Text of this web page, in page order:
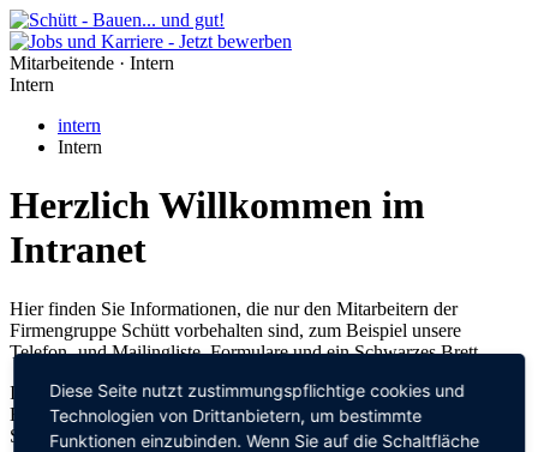
Mitarbeitende · Intern
Intern
intern
Intern
Herzlich Willkommen im
Intranet
Hier finden Sie Informationen, die nur den Mitarbeitern der
Firmengruppe Schütt vorbehalten sind, zum Beispiel unsere
Telefon- und Mailingliste, Formulare und ein Schwarzes Brett.
Ihre Zugangsdaten haben Sie von der Personalabteilung erhalten.
Bei Fragen zu den Zugangsdaten wenden Sie sich bitte an Katrin
Schöler (47001811) oder Christopher Lange (47001840).
Diese Seite nutzt zustimmungspflichtige cookies und
Technologien von Drittanbietern, um bestimmte
Funktionen einzubinden. Wenn Sie auf die Schaltfläche